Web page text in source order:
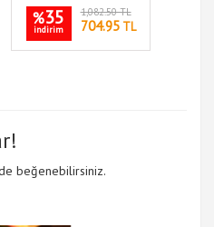
%35
indirim
1,082.50 TL
704.95TL
beğenebilirsiniz.